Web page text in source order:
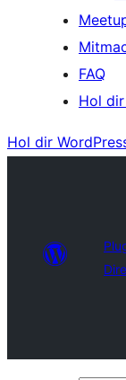
FAQ
Hol
Hol dir